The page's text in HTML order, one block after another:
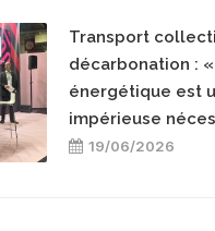
Transport
décarbonation :
énergétique est
impérieuse
19/06/2026